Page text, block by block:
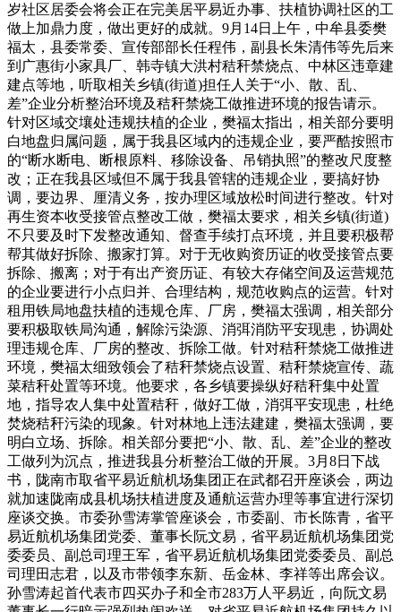
岁社区居委会将会正在完美居平易近办事、扶植协调社区的工
做上加鼎力度，做出更好的成就。9月14日上午，中牟县委樊
福太，县委常委、宣传部部长任程伟，副县长朱清伟等先后来
到广惠街小家具厂、韩寺镇大洪村秸秆禁烧点、中林区违章建
建点等地，听取相关乡镇(街道)担任人关于“小、散、乱、
差”企业分析整治环境及秸秆禁烧工做推进环境的报告请示。
针对区域交壤处违规扶植的企业，樊福太指出，相关部分要明
白地盘归属问题，属于我县区域内的违规企业，要严酷按照市
的“断水断电、断根原料、移除设备、吊销执照”的整改尺度整
改；正在我县区域但不属于我县管辖的违规企业，要搞好协
调，要边界、厘清义务，按办理区域放松时间进行整改。针对
再生资本收受接管点整改工做，樊福太要求，相关乡镇(街道)
不只要及时下发整改通知、督查手续打点环境，并且要积极帮
帮其做好拆除、搬家打算。对于无收购资历证的收受接管点要
拆除、搬离；对于有出产资历证、有较大存储空间及运营规范
的企业要进行小点归并、合理结构，规范收购点的运营。针对
租用铁局地盘扶植的违规仓库、厂房，樊福太强调，相关部分
要积极取铁局沟通，解除污染源、消弭消防平安现患，协调处
理违规仓库、厂房的整改、拆除工做。针对秸秆禁烧工做推进
环境，樊福太细致领会了秸秆禁烧点设置、秸秆禁烧宣传、蔬
菜秸秆处置等环境。他要求，各乡镇要操纵好秸秆集中处置
地，指导农人集中处置秸秆，做好工做，消弭平安现患，杜绝
焚烧秸秆污染的现象。针对林地上违法建建，樊福太强调，要
明白立场、拆除。相关部分要把“小、散、乱、差”企业的整改
工做列为沉点，推进我县分析整治工做的开展。3月8日下战
书，陇南市取省平易近航机场集团正在武都召开座谈会，两边
就加速陇南成县机场扶植进度及通航运营办理等事宜进行深切
座谈交换。市委孙雪涛掌管座谈会，市委副、市长陈青，省平
易近航机场集团党委、董事长阮文易，省平易近航机场集团党
委委员、副总司理王军，省平易近航机场集团党委委员、副总
司理田志君，以及市带领李东新、岳金林、李祥等出席会议。
孙雪涛起首代表市四买办子和全市283万人平易近，向阮文易